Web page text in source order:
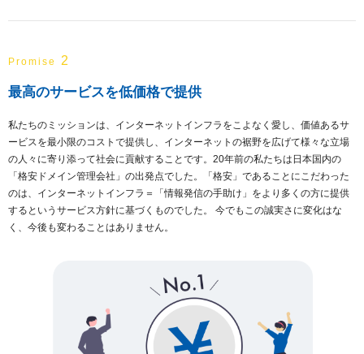
Promise 2
最高のサービスを低価格で提供
私たちのミッションは、インターネットインフラをこよなく愛し、価値あるサ
ービスを最小限のコストで提供し、インターネットの裾野を広げて様々な立場
の人々に寄り添って社会に貢献することです。20年前の私たちは日本国内の
「格安ドメイン管理会社」の出発点でした。「格安」であることにこだわった
のは、インターネットインフラ＝「情報発信の手助け」をより多くの方に提供
するというサービス方針に基づくものでした。 今でもこの誠実さに変化はな
く、今後も変わることはありません。